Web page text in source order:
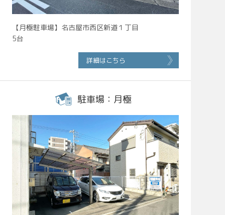
【月極駐車場】名古屋市西区新道１丁目
5台
詳細はこちら
駐車場：月極